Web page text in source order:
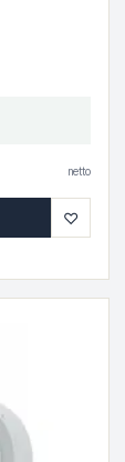
netto
♡